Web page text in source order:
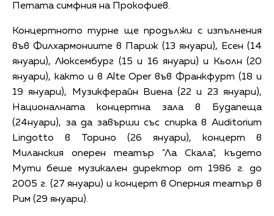
Петата симфния на Прокофиев.
Концертното турне ще продължи с изпълнения
във Филхармониите в Париж (13 януари), Есен (14
януари), Люксембург (15 и 16 януари) и Кьолн (20
януари), както и в Alte Oper във Франкфурт (18 и
19 януари), Музикферайн Виена (22 и 23 януари),
Националната концертна зала в Будапеща
(24нуари), за да завърши със спирка в Auditorium
Lingotto в Торино (26 януари), концерт в
Миланския оперен театър "Ла Скала", където
Мути беше музикален директор от 1986 г. до
2005 г. (27 януари) и концерт в Оперния театър в
Рим (29 януари).